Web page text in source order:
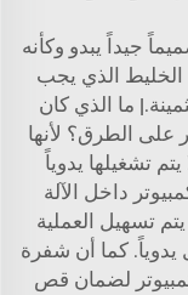
جيداً يبدو وكأنه
الخليط الذي يجب
ما الذي كان
على الطرق؟ لأنها
تشغيلها يدوياً
داخل الآلة
تسهيل العملية
كما أن شفرة
لضمان قص